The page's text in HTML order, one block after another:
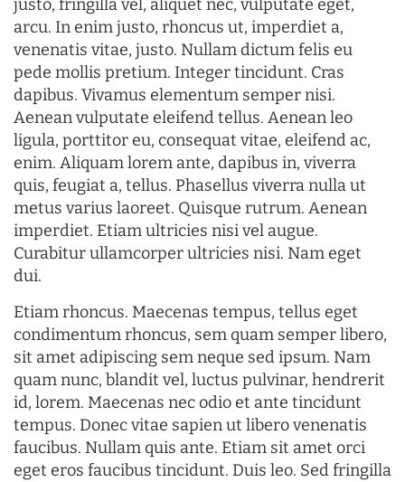
justo, fringilla vel, aliquet nec, vulputate eget,
arcu. In enim justo, rhoncus ut, imperdiet a,
venenatis vitae, justo. Nullam dictum felis eu
pede mollis pretium. Integer tincidunt. Cras
dapibus. Vivamus elementum semper nisi.
Aenean vulputate eleifend tellus. Aenean leo
ligula, porttitor eu, consequat vitae, eleifend ac,
enim. Aliquam lorem ante, dapibus in, viverra
quis, feugiat a, tellus. Phasellus viverra nulla ut
metus varius laoreet. Quisque rutrum. Aenean
imperdiet. Etiam ultricies nisi vel augue.
Curabitur ullamcorper ultricies nisi. Nam eget
dui.
Etiam rhoncus. Maecenas tempus, tellus eget
condimentum rhoncus, sem quam semper libero,
sit amet adipiscing sem neque sed ipsum. Nam
quam nunc, blandit vel, luctus pulvinar, hendrerit
id, lorem. Maecenas nec odio et ante tincidunt
tempus. Donec vitae sapien ut libero venenatis
faucibus. Nullam quis ante. Etiam sit amet orci
eget eros faucibus tincidunt. Duis leo. Sed fringilla